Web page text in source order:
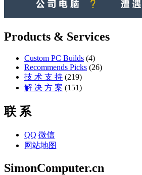
Products & Services
Custom PC Builds (4)
Recommends Picks (26)
技 术 支 持 (219)
解 决 方 案 (151)
联 系
QQ 微信
网站地图
SimonComputer.cn